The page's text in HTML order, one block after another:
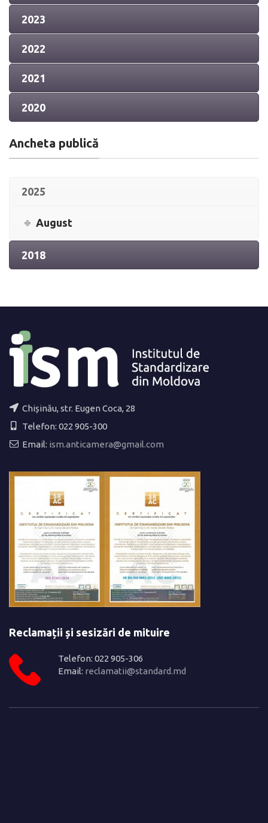
2023
2022
2021
2020
Ancheta publică
2025
August
2018
Chișinău, str. Eugen Coca, 28
Telefon: 022 905-300
Email: ism.anticamera@gmail.com
Reclamații și sesizări de mituire
Telefon: 022 905-306
Email: reclamatii@standard.md